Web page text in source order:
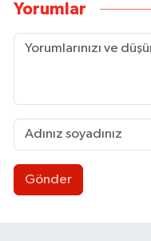
Yorumlar
Gönder
21:53 |Zonguldakspor